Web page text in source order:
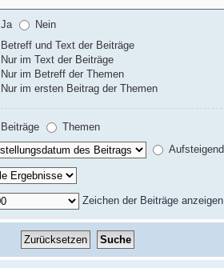
Ja
Nein
Betreff und Text der Beiträge
Nur im Text der Beiträge
Nur im Betreff der Themen
Nur im ersten Beitrag der Themen
Beiträge
Themen
Aufsteigend
Zeichen der Beiträge anzeigen